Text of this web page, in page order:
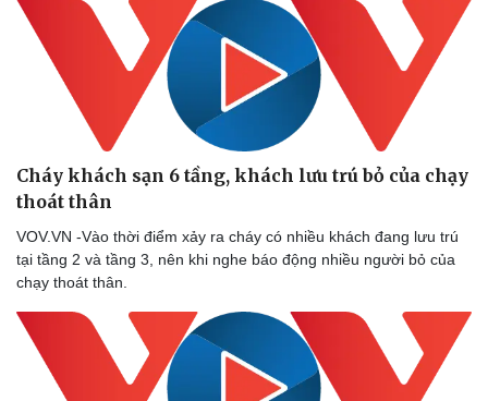
Cháy khách sạn 6 tầng, khách lưu trú bỏ của chạy
thoát thân
VOV.VN -Vào thời điểm xảy ra cháy có nhiều khách đang lưu trú
tại tầng 2 và tầng 3, nên khi nghe báo động nhiều người bỏ của
chạy thoát thân.